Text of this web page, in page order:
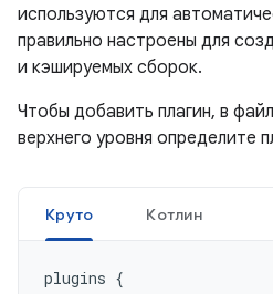
используются для
правильно настроены для
и кэшируемых сборок.
Чтобы добавить плагин, в
верхнего уровня определите
Круто Котлин
plugins {